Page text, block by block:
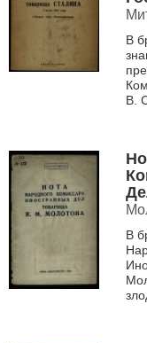
В
В.
В